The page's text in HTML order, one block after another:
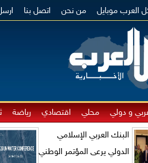
العرب موبايل من نحن اتصل بنا
و دولي محلي اقتصادي رياضة
البنك العربي الإسلامي
الدولي يرعى المؤتمر الوطني